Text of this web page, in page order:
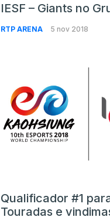
IESF – Giants no
RTP ARENA 5 nov 2018
Qualificador #1
Touradas e